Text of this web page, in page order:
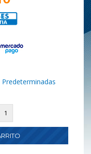
Predeterminadas